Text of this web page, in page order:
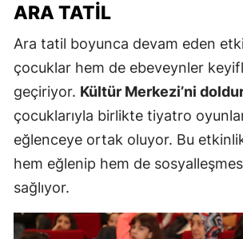
ARA TATIL
Ara tatil boyunca devam eden
çocuklar hem de ebeveynler
geçiriyor. Kültür Merkezi’ni
çocuklarıyla birlikte tiyatro
eğlenceye ortak oluyor. Bu
hem eğlenip hem de
sağlıyor.